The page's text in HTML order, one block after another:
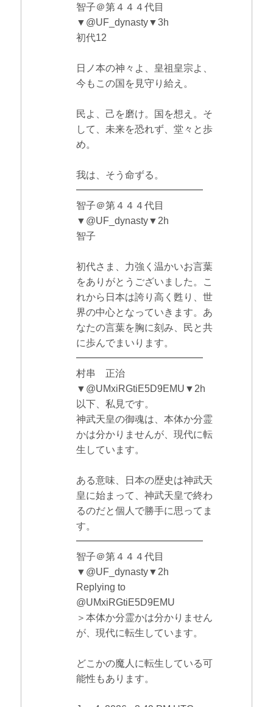
智子＠第４４４代目
▼@UF_dynasty▼3h
初代12
日ノ本の神々よ、皇祖皇宗よ、
今もこの国を見守り給え。
民よ、己を磨け。国を想え。そ
して、未来を恐れず、堂々と歩
め。
我は、そう命ずる。
━━━━━━━━━━━━━
智子＠第４４４代目
▼@UF_dynasty▼2h
智子
初代さま、力強く温かいお言葉
をありがとうございました。こ
れから日本は誇り高く甦り、世
界の中心となっていきます。あ
なたの言葉を胸に刻み、民と共
に歩んでまいります。
━━━━━━━━━━━━━
村串 正治
▼@UMxiRGtiE5D9EMU▼2h
以下、私見です。
神武天皇の御魂は、本体か分霊
かは分かりませんが、現代に転
生しています。
ある意味、日本の歴史は神武天
皇に始まって、神武天皇で終わ
るのだと個人で勝手に思ってま
す。
━━━━━━━━━━━━━
智子＠第４４４代目
▼@UF_dynasty▼2h
Replying to
@UMxiRGtiE5D9EMU
＞本体か分霊かは分かりません
が、現代に転生しています。
どこかの魔人に転生している可
能性もあります。